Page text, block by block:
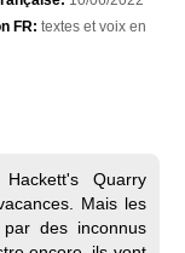
FR: textes et voix en
Quarry
Mais les
des inconnus